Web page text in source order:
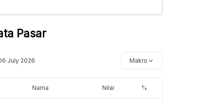
Pasar
July 2026 Makro
Nama Nilai %